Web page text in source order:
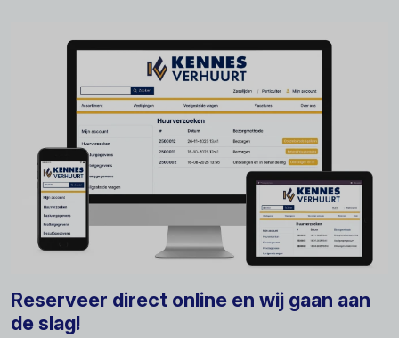
Reserveer direct online en wij gaan aan
de slag!